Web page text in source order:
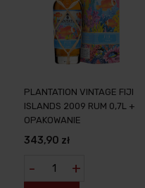
PLANTATION VINTAGE FIJI
ISLANDS 2009 RUM 0,7L +
OPAKOWANIE
343,90 zł
- +